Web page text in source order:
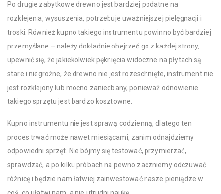
Po drugie zabytkowe drewno jest bardziej podatne na
rozklejenia, wysuszenia, potrzebuje uważniejszej pielęgnacji i
troski. Również kupno takiego instrumentu powinno być bardziej
przemyślane – należy dokładnie obejrzeć go z każdej strony,
upewnić się, że jakiekolwiek pęknięcia widoczne na płytach są
stare i niegroźne, że drewno nie jest rozeschnięte, instrument nie
jest rozklejony lub mocno zaniedbany, ponieważ odnowienie
takiego sprzętu jest bardzo kosztowne.
Kupno instrumentu nie jest sprawą codzienną, dlatego ten
proces trwać może nawet miesiącami, zanim odnajdziemy
odpowiedni sprzęt. Nie bójmy się testować, przymierzać,
sprawdzać, a po kilku próbach na pewno zaczniemy odczuwać
różnicę i będzie nam łatwiej zainwestować nasze pieniądze w